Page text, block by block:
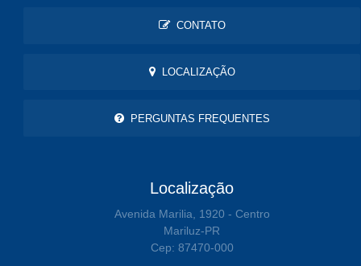
CONTATO
LOCALIZAÇÃO
PERGUNTAS FREQUENTES
Localização
Avenida Marilia, 1920 - Centro
Mariluz-PR
Cep: 87470-000